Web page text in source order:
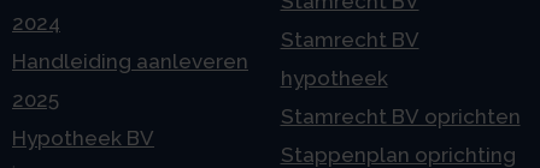
2024
Handleiding aanleveren
2025
Hypotheek BV
Stamrecht BV
hypotheek
Stamrecht BV oprichten
Stappenplan oprichting